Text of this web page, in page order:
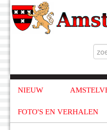
NIEUW
FOTO'S EN VERHALEN